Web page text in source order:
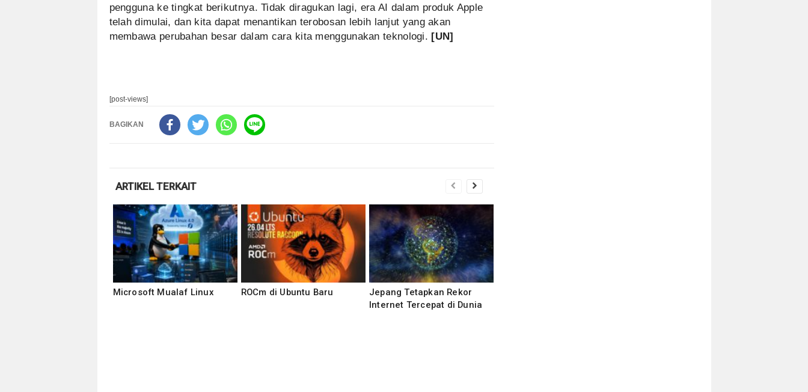
pengguna ke tingkat berikutnya. Tidak diragukan lagi, era AI dalam produk Apple
telah dimulai, dan kita dapat menantikan terobosan lebih lanjut yang akan
membawa perubahan besar dalam cara kita menggunakan teknologi. [UN]
[post-views]
BAGIKAN
ARTIKEL TERKAIT
Microsoft Mualaf Linux ROCm di Ubuntu Baru
Jepang Tetapkan Rekor
Internet Tercepat di Dunia